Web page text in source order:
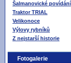
Šalmanovické povídání
Traktor TRIAL
Velikonoce
Výlovy rybníků
Z nejstarší historie
Fotogalerie